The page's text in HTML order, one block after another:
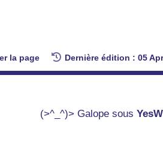
la page Dernière édition : 05
(>^_^)> Galope sous